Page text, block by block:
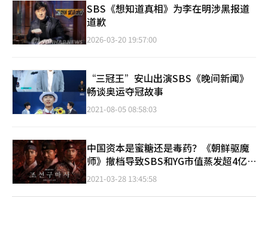
SBS《想知道真相》为李在明涉黑报道
道歉
2026-03-20 19:57:00
“三冠王”安山出演SBS《晚间新闻》
畅谈奥运夺冠故事
2021-08-05 08:58:03
中国资本是蜜糖还是毒药？《朝鲜驱魔
师》撤档导致SBS和YG市值蒸发超4亿
元！
2021-03-28 13:45:58